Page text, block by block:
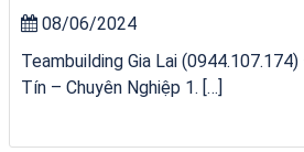
08/06/2024
Teambuilding Gia Lai
Tín – Chuyên Nghiệp 1. […]